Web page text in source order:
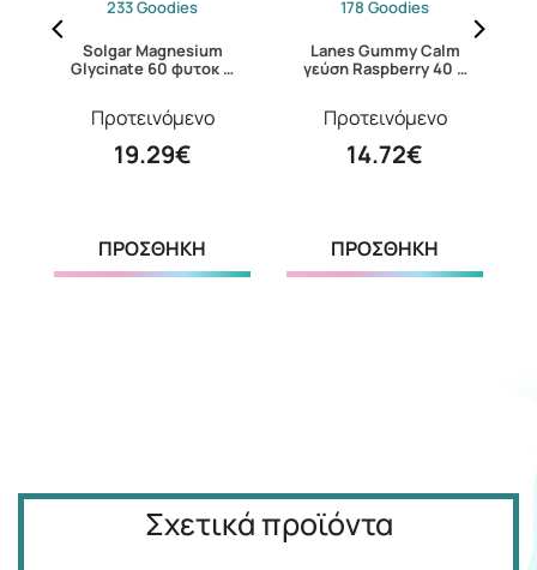
233 Goodies
Solgar Magnesium
Glycinate 60 φυτοκ …
Προτεινόμενο
19.29€
ΠΡΟΣΘΗΚΗ
178 Goodies
Lanes Gummy Calm
γεύση Raspberry 40 …
Προτεινόμενο
14.72€
ΠΡΟΣΘΗΚΗ
Σχετικά προϊόντα